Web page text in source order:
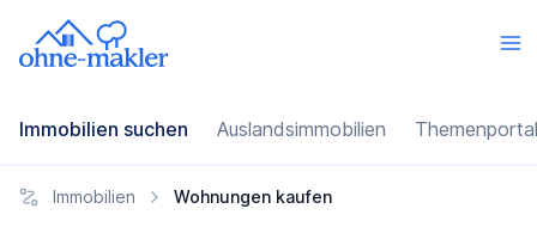
Immobilien suchen Auslandsimmobilien
Immobilien Wohnungen kaufen